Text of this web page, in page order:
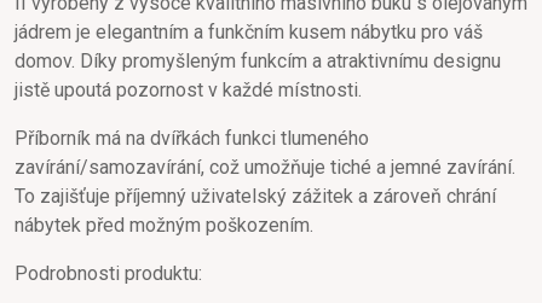
jádrem je elegantním a funkčním kusem nábytku pro váš
domov. Díky promyšleným funkcím a atraktivnímu designu
jistě upoutá pozornost v každé místnosti.
Příborník má na dvířkách funkci tlumeného
zavírání/samozavírání, což umožňuje tiché a jemné zavírání.
To zajišťuje příjemný uživatelský zážitek a zároveň chrání
nábytek před možným poškozením.
Podrobnosti produktu: